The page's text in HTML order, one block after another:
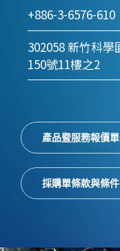
+886-3-6576-610
302058 新竹科
150號11樓之2
產品暨服務報價
採購單條款與條件